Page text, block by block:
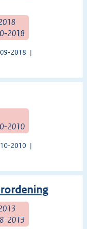
2018
2018
2010
2010
2013